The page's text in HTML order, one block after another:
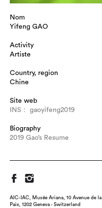
Nom
Yifeng GAO
Activity
Artiste
Country, region
Chine
Site web
INS： gaoyifeng2019
Biography
2019 Gao’s Resume
AIC-IAC, Musée Ariana, 10 Avenue de la
Paix, 1202 Geneva - Switzerland